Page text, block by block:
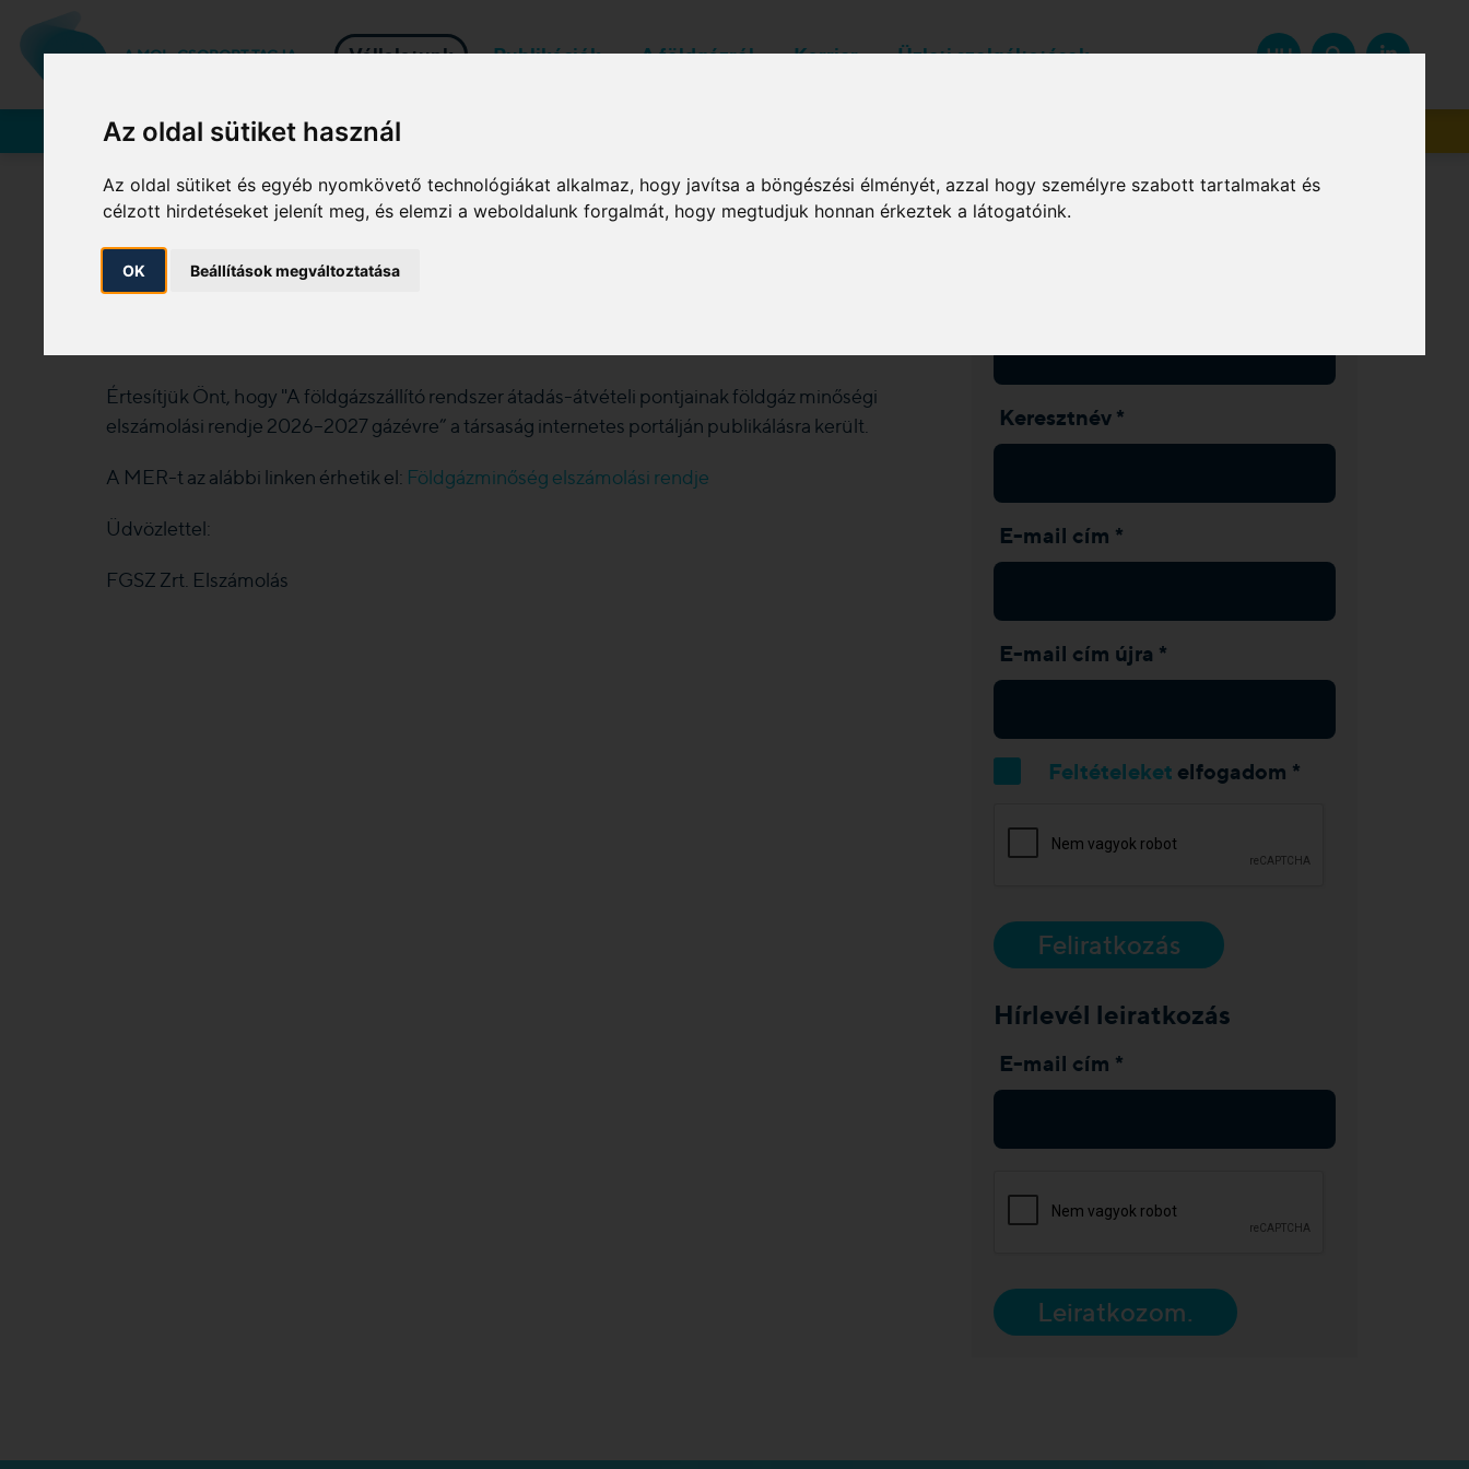
Az oldal sütiket használ
Az oldal sütiket és egyéb nyomkövető technológiákat alkalmaz, hogy javítsa a böngészési élményét, azzal hogy személyre szabott tartalmakat és
célzott hirdetéseket jelenít meg, és elemzi a weboldalunk forgalmát, hogy megtudjuk honnan érkeztek a látogatóink.
OK Beállítások megváltoztatása
A MOL-CSOPORT TAGJA Vállalatunk Publikációk A földgázról Karrier Üzleti szolgáltatások HU
Rendszerhasználók
2026/2027 gázév minőség elszámolási
rend publikálása
Értesítjük Önt, hogy "A földgázszállító rendszer átadás-átvételi pontjainak földgáz minőségi
elszámolási rendje 2026–2027 gázévre” a társaság internetes portálján publikálásra került.
A MER-t az alábbi linken érhetik el: Földgázminőség elszámolási rendje
Üdvözlettel:
FGSZ Zrt. Elszámolás
Keresztnév *
E-mail cím *
E-mail cím újra *
Feltételeket elfogadom *
Feliratkozás
Hírlevél leiratkozás
E-mail cím *
Leiratkozom.